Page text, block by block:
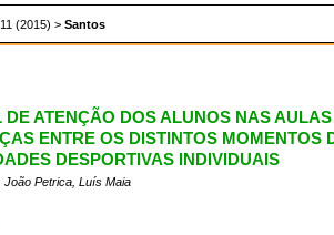
(2015) >Santos
DE ATENÇÃO DOS ALUNOS NAS
ENTRE OS DISTINTOS MOMENTOS
DESPORTIVAS INDIVIDUAIS
João Petrica, Luís Maia